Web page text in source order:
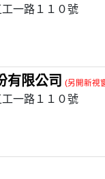
一路１１０號
有限公司
一路１１０號